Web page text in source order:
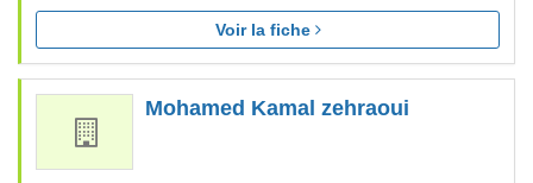
Voir la fiche
Mohamed Kamal zehraoui